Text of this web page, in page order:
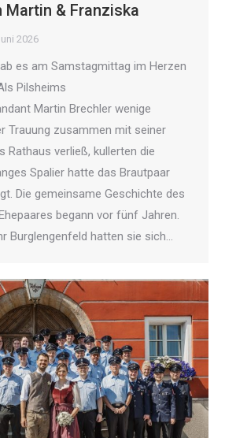
Martin & Franziska
2026
es am Samstagmittag im Herzen
Pilsheims
Martin Brechler wenige
Trauung zusammen mit seiner
Rathaus verließ, kullerten die
Spalier hatte das Brautpaar
Die gemeinsame Geschichte des
begann vor fünf Jahren.
Burglengenfeld hatten sie sich…